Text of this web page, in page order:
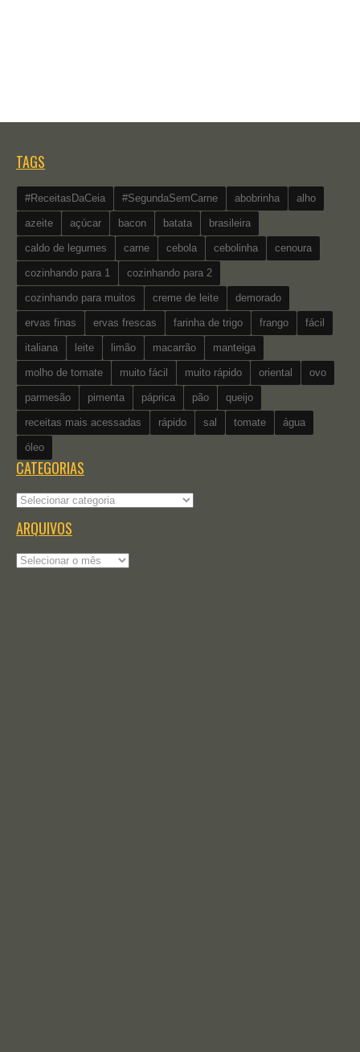
TAGS
#ReceitasDaCeia #SegundaSemCarne abobrinha alho
azeite açúcar bacon batata brasileira
caldo de legumes carne cebola cebolinha cenoura
cozinhando para 1 cozinhando para 2
cozinhando para muitos creme de leite demorado
ervas finas ervas frescas farinha de trigo frango fácil
italiana leite limão macarrão manteiga
molho de tomate muito fácil muito rápido oriental ovo
parmesão pimenta páprica pão queijo
receitas mais acessadas rápido sal tomate água
óleo
CATEGORIAS
Categorias
ARQUIVOS
Arquivos